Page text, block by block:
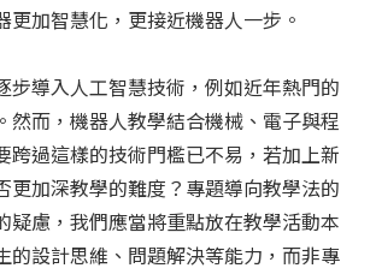
更加智慧化，更接近機器人一步。
步導入人工智慧技術，例如近年熱門的
然而，機器人教學結合機械、電子與程
跨過這樣的技術門檻已不易，若加上新
更加深教學的難度？專題導向教學法的
疑慮，我們應當將重點放在教學活動本
的設計思維、問題解決等能力，而非專